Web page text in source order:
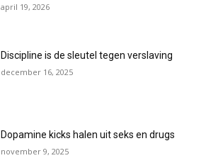
april 19, 2026
Discipline is de sleutel tegen verslaving
december 16, 2025
Dopamine kicks halen uit seks en drugs
november 9, 2025